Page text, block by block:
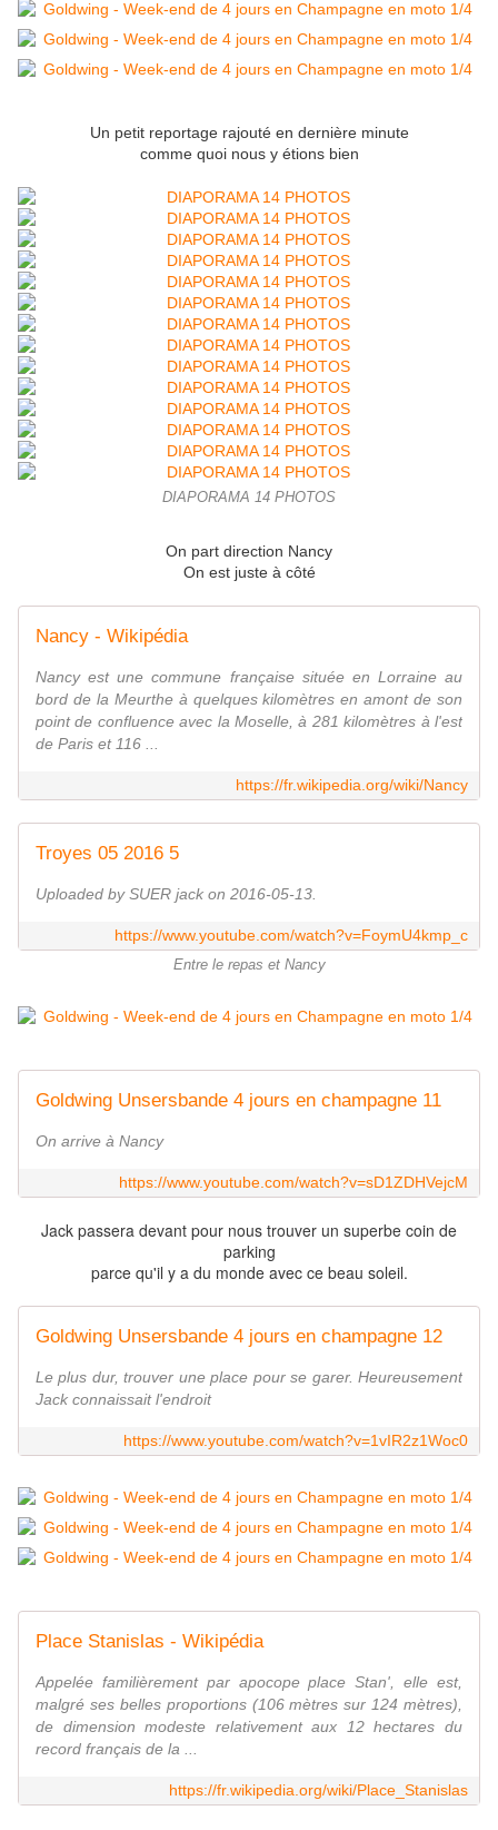
Un petit reportage rajouté en dernière minute
comme quoi nous y étions bien
DIAPORAMA 14 PHOTOS
On part direction Nancy
On est juste à côté
Nancy - Wikipédia
Nancy est une commune française située en Lorraine au
bord de la Meurthe à quelques kilomètres en amont de son
point de confluence avec la Moselle, à 281 kilomètres à l'est
de Paris et 116 ...
https://fr.wikipedia.org/wiki/Nancy
Troyes 05 2016 5
Uploaded by SUER jack on 2016-05-13.
https://www.youtube.com/watch?v=FoymU4kmp_c
Entre le repas et Nancy
Goldwing Unsersbande 4 jours en champagne 11
On arrive à Nancy
https://www.youtube.com/watch?v=sD1ZDHVejcM
Jack passera devant pour nous trouver un superbe coin de
parking
parce qu'il y a du monde avec ce beau soleil.
Goldwing Unsersbande 4 jours en champagne 12
Le plus dur, trouver une place pour se garer. Heureusement
Jack connaissait l'endroit
https://www.youtube.com/watch?v=1vIR2z1Woc0
Place Stanislas - Wikipédia
Appelée familièrement par apocope place Stan', elle est,
malgré ses belles proportions (106 mètres sur 124 mètres),
de dimension modeste relativement aux 12 hectares du
record français de la ...
https://fr.wikipedia.org/wiki/Place_Stanislas